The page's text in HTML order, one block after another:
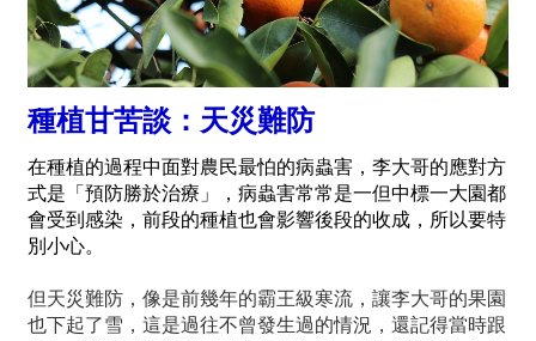
種植甘苦談：天災難防
在種植的過程中面對農民最怕的病蟲害，李大哥的應對方
式是「預防勝於治療」，病蟲害常常是一但中標一大園都
會受到感染，前段的種植也會影響後段的收成，所以要特
別小心。
但天災難防，像是前幾年的霸王級寒流，讓李大哥的果園
也下起了雪，這是過往不曾發生過的情況，還記得當時跟